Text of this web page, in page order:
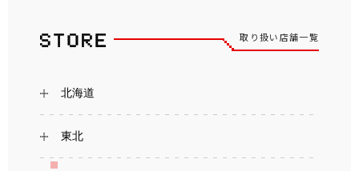
取り扱い店舗一覧
北海道
東北